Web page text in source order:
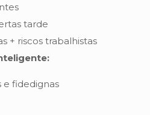
tarde
+ riscos trabalhistas
e fidedignas